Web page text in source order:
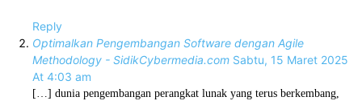
Reply
Optimalkan Pengembangan Software dengan Agile
Methodology - SidikCybermedia.com Sabtu, 15 Maret 2025
At 4:03 am
[…] dunia pengembangan perangkat lunak yang terus berkembang,